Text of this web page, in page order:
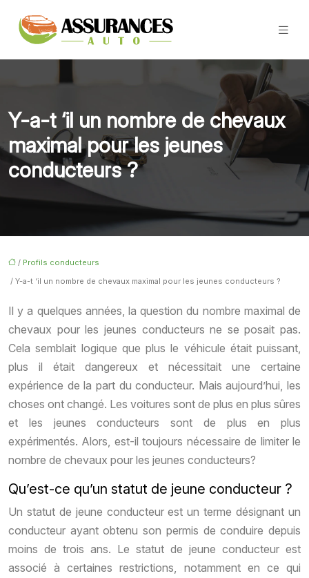
Y-a-t ‘il un nombre de chevaux
maximal pour les jeunes
conducteurs ?
/ Profils conducteurs
/ Y-a-t ‘il un nombre de chevaux maximal pour les jeunes conducteurs ?
Il y a quelques années, la question du nombre maximal de
chevaux pour les jeunes conducteurs ne se posait pas.
Cela semblait logique que plus le véhicule était puissant,
plus il était dangereux et nécessitait une certaine
expérience de la part du conducteur. Mais aujourd’hui, les
choses ont changé. Les voitures sont de plus en plus sûres
et les jeunes conducteurs sont de plus en plus
expérimentés. Alors, est-il toujours nécessaire de limiter le
nombre de chevaux pour les jeunes conducteurs?
Qu’est-ce qu’un statut de jeune conducteur ?
Un statut de jeune conducteur est un terme désignant un
conducteur ayant obtenu son permis de conduire depuis
moins de trois ans. Le statut de jeune conducteur est
associé à certaines restrictions, notamment en ce qui